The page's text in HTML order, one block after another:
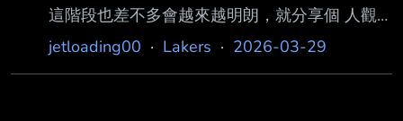
方案的話，例如水鳥Missi、籃網夏普加二輪之
類的可能，時間近點再來 談。 #Henri Veesar
中鋒 6呎11’25 （裸足） 7呎2（臂長）、9呎
這階段也差不多會越來越明朗，就分享個 人觀
察，會從「操盤方向」邏輯設定不同選法，也可
jetloading00 · Lakers · 2026-03-29